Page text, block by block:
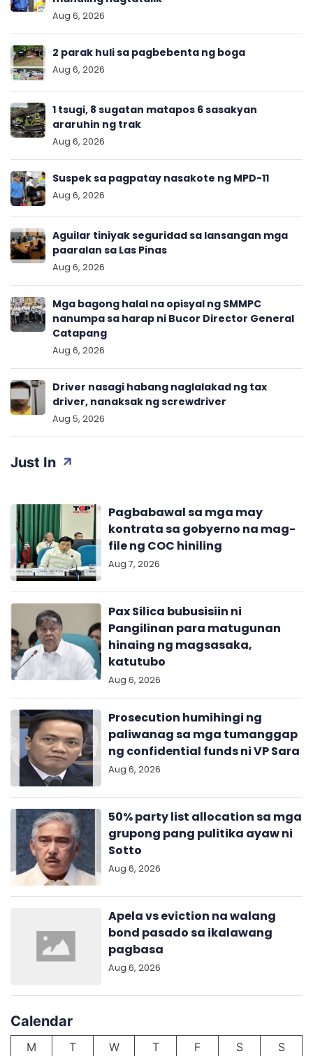
Just In
Pagbabawal sa mga may
kontrata sa gobyerno na mag-
file ng COC hiniling
Aug 7, 2026
Pax Silica bubusisiin ni
Pangilinan para matugunan
hinaing ng magsasaka,
katutubo
Aug 6, 2026
Prosecution humihingi ng
paliwanag sa mga tumanggap
ng confidential funds ni VP Sara
Aug 6, 2026
50% party list allocation sa mga
grupong pang pulitika ayaw ni
Sotto
Aug 6, 2026
Apela vs eviction na walang
bond pasado sa ikalawang
pagbasa
Aug 6, 2026
Calendar
M T W T F S S
Aug 6, 2026
2 parak huli sa pagbebenta ng boga
Aug 6, 2026
1 tsugi, 8 sugatan matapos 6 sasakyan
araruhin ng trak
Aug 6, 2026
Suspek sa pagpatay nasakote ng MPD-11
Aug 6, 2026
Aguilar tiniyak seguridad sa lansangan mga
paaralan sa Las Pinas
Aug 6, 2026
Mga bagong halal na opisyal ng SMMPC
nanumpa sa harap ni Bucor Director General
Catapang
Aug 6, 2026
Driver nasagi habang naglalakad ng tax
driver, nanaksak ng screwdriver
Aug 5, 2026